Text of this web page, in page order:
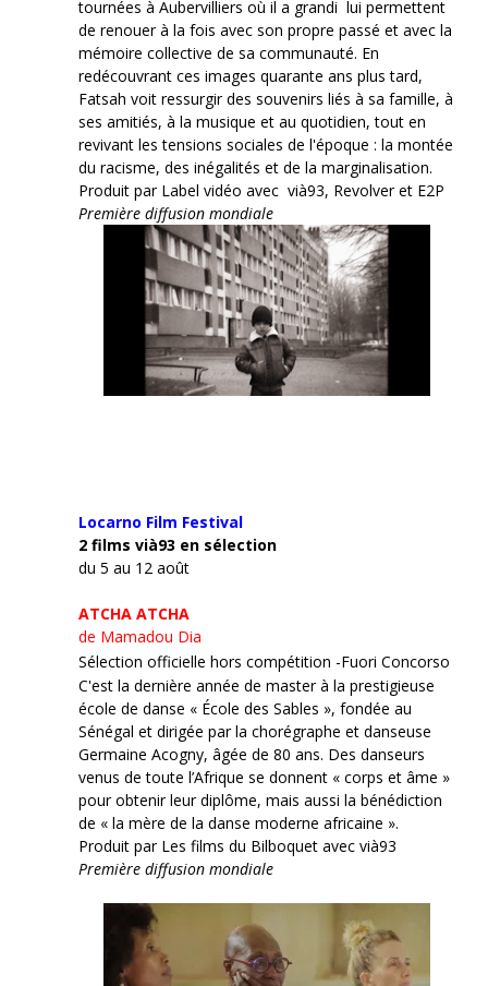
tournées à Aubervilliers où il a grandi lui permettent
de renouer à la fois avec son propre passé et avec la
mémoire collective de sa communauté. En
redécouvrant ces images quarante ans plus tard,
Fatsah voit ressurgir des souvenirs liés à sa famille, à
ses amitiés, à la musique et au quotidien, tout en
revivant les tensions sociales de l'époque : la montée
du racisme, des inégalités et de la marginalisation.
Produit par Label vidéo avec vià93, Revolver et E2P
Première diffusion mondiale
Locarno Film Festival
2 films vià93 en sélection
du 5 au 12 août
ATCHA ATCHA
de Mamadou Dia
Sélection officielle hors compétition -Fuori Concorso
C'est la dernière année de master à la prestigieuse
école de danse « École des Sables », fondée au
Sénégal et dirigée par la chorégraphe et danseuse
Germaine Acogny, âgée de 80 ans. Des danseurs
venus de toute l’Afrique se donnent « corps et âme »
pour obtenir leur diplôme, mais aussi la bénédiction
de « la mère de la danse moderne africaine ».
Produit par Les films du Bilboquet avec vià93
Première diffusion mondiale